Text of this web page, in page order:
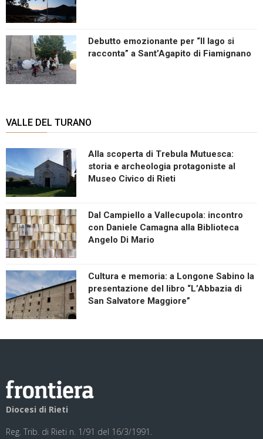
Debutto emozionante per “Il lago si
racconta” a Sant’Agapito di Fiamignano
VALLE DEL TURANO
Alla scoperta di Trebula Mutuesca:
storia e archeologia protagoniste al
Museo Civico di Rieti
Dal Campiello a Vallecupola: incontro
con Daniele Camagna alla Biblioteca
Angelo Di Mario
Cultura e memoria: a Longone Sabino la
presentazione del libro “L’Abbazia di
San Salvatore Maggiore”
Diocesi di Rieti
Reg. Trib. di Rieti n. 1/91 del 16/3/1991.